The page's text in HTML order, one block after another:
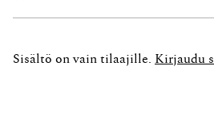
Konkurssivelallisella
Sisältö on vain tilaajille. Kirjaudu